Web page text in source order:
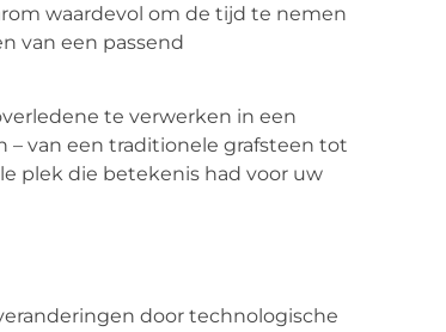
waardevol om de tijd te nemen
van een passend
te verwerken in een
van een traditionele grafsteen tot
plek die betekenis had voor uw
door technologische